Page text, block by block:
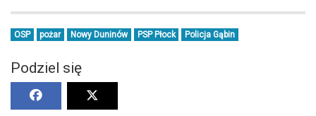
OSP pożar Nowy Duninów PSP Płock Policja Gąbin
Podziel się